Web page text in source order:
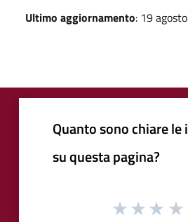
Ultimo aggiornamento: 19
Quanto sono chiare
su questa pagina?